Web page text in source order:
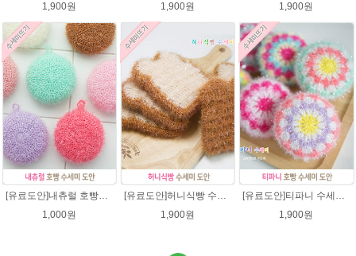
1,900원
1,900원
1,900원
1,000원
1,900원
1,900원